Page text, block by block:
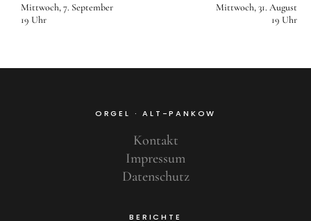
Mittwoch, 7. September
19 Uhr
Mittwoch, 31. August
19 Uhr
ORGEL · ALT-PANKOW
Kontakt
Impressum
Datenschutz
BERICHTE